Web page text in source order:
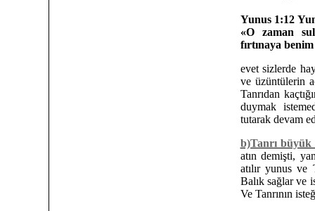
Yunus 1:12
«O zaman
fırtınaya
evet sizlerde
ve üzüntülerin
Tanrıdan
duymak
tutarak devam
b)Tanrı
atın demişti,
atılır yunus ve
Balık sağlar ve
Ve Tanrının